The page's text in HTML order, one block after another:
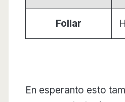
Follar
En esperanto esto